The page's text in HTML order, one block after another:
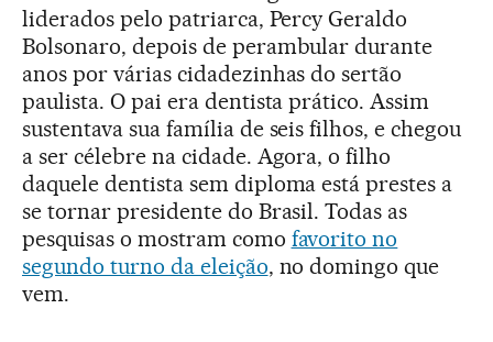
liderados pelo patriarca, Percy Geraldo
Bolsonaro, depois de perambular durante
anos por várias cidadezinhas do sertão
paulista. O pai era dentista prático. Assim
sustentava sua família de seis filhos, e chegou
a ser célebre na cidade. Agora, o filho
daquele dentista sem diploma está prestes a
se tornar presidente do Brasil. Todas as
pesquisas o mostram como favorito no
segundo turno da eleição, no domingo que
vem.